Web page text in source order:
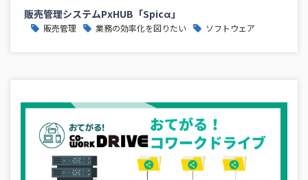
販売管理システムPxHUB「Spicα」
販売管理 業務の効率化を図りたい ソフトウェア